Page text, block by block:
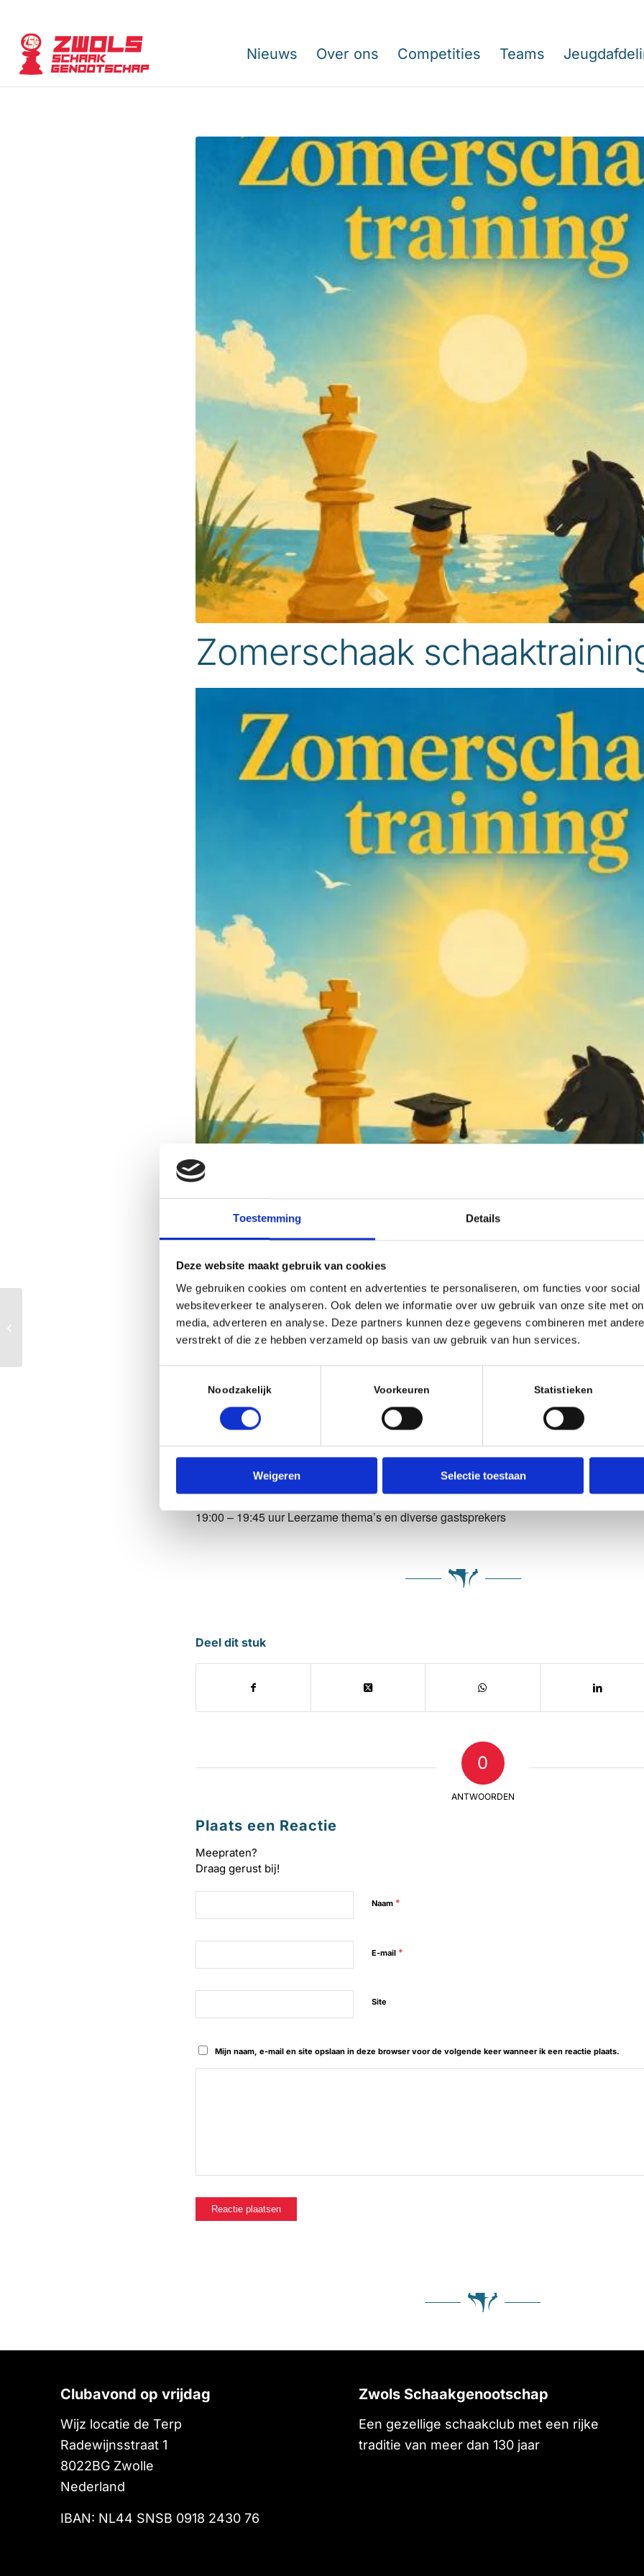
Toestemming Details
Deze website maakt gebruik van cookies
We gebruiken cookies om content en advertenties te personaliseren, om functies voor
websiteverkeer te analyseren. Ook delen we informatie over uw gebruik van onze site met
media, adverteren en analyse. Deze partners kunnen deze gegevens combineren met
verstrekt of die ze hebben verzameld op basis van uw gebruik van hun services.
Noodzakelijk Voorkeuren Statistieken
Weigeren Selectie toestaan
Nieuws Over ons Competities Teams
Zomerschaak
Wanneer
7 augustus 2026
19:00 - 19:45
AAN AGENDA TOEVOEGEN
Download ICS Google Calendar iCalendar
Evenement type
Zomerschaak
Beschrijving
19:00 – 19:45 uur Leerzame thema’s en diverse gastsprekers
Deel dit stuk
0
ANTWOORDEN
Plaats een Reactie
Meepraten?
Draag gerust bij!
Naam *
E-mail *
Site
Mijn naam, e-mail en site opslaan in deze browser voor de volgende keer wanneer ik een reactie plaats.
Clubavond op vrijdag
Wijz locatie de Terp
Radewijnsstraat 1
8022BG Zwolle
Nederland
IBAN: NL44 SNSB 0918 2430 76
Zwols Schaakgenootschap
Een gezellige schaakclub met een rijke
traditie van meer dan 130 jaar